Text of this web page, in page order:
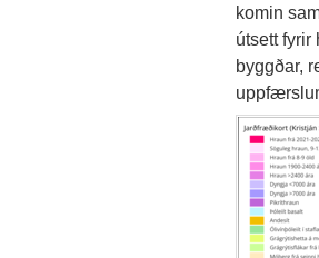
komin
útsett
byggðar,